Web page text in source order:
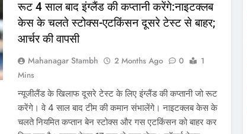
रूट 4 साल बाद इंग्लैंड की कप्तानी करेंगे:नाइटक्लब
केस के चलते स्टोक्स-एटकिंसन दूसरे टेस्ट से बाहर;
आर्चर की वापसी
Mahanagar Stambh 2 Months Ago 0
1
Mins
न्यूजीलैंड के खिलाफ दूसरे टेस्ट के लिए इंग्लैंड की कप्तानी जो रूट
करेंगे। वे 4 साल बाद टीम की कमान संभालेंगे। नाइटक्लब केस के
चलते नियमित कप्तान बेन स्टोक्स और गस एटकिंसन को बाहर कर